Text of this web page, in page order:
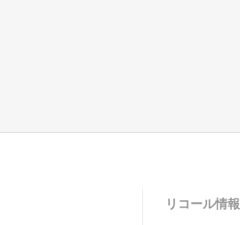
リコール情報